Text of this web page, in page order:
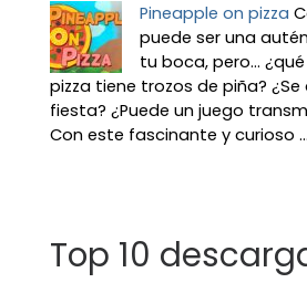
Pineapple on pizza
puede ser una
tu boca, pero...
pizza tiene trozos de piña? ¿Se
fiesta? ¿Puede un juego
Con este fascinante y curioso ...
Top 10